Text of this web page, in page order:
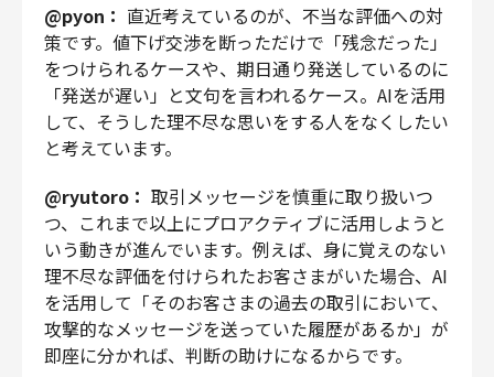
@pyon： 直近考えているのが、不当な評価への対
策です。値下げ交渉を断っただけで「残念だった」
をつけられるケースや、期日通り発送しているのに
「発送が遅い」と文句を言われるケース。AIを活用
して、そうした理不尽な思いをする人をなくしたい
と考えています。
@ryutoro： 取引メッセージを慎重に取り扱いつ
つ、これまで以上にプロアクティブに活用しようと
いう動きが進んでいます。例えば、身に覚えのない
理不尽な評価を付けられたお客さまがいた場合、AI
を活用して「そのお客さまの過去の取引において、
攻撃的なメッセージを送っていた履歴があるか」が
即座に分かれば、判断の助けになるからです。